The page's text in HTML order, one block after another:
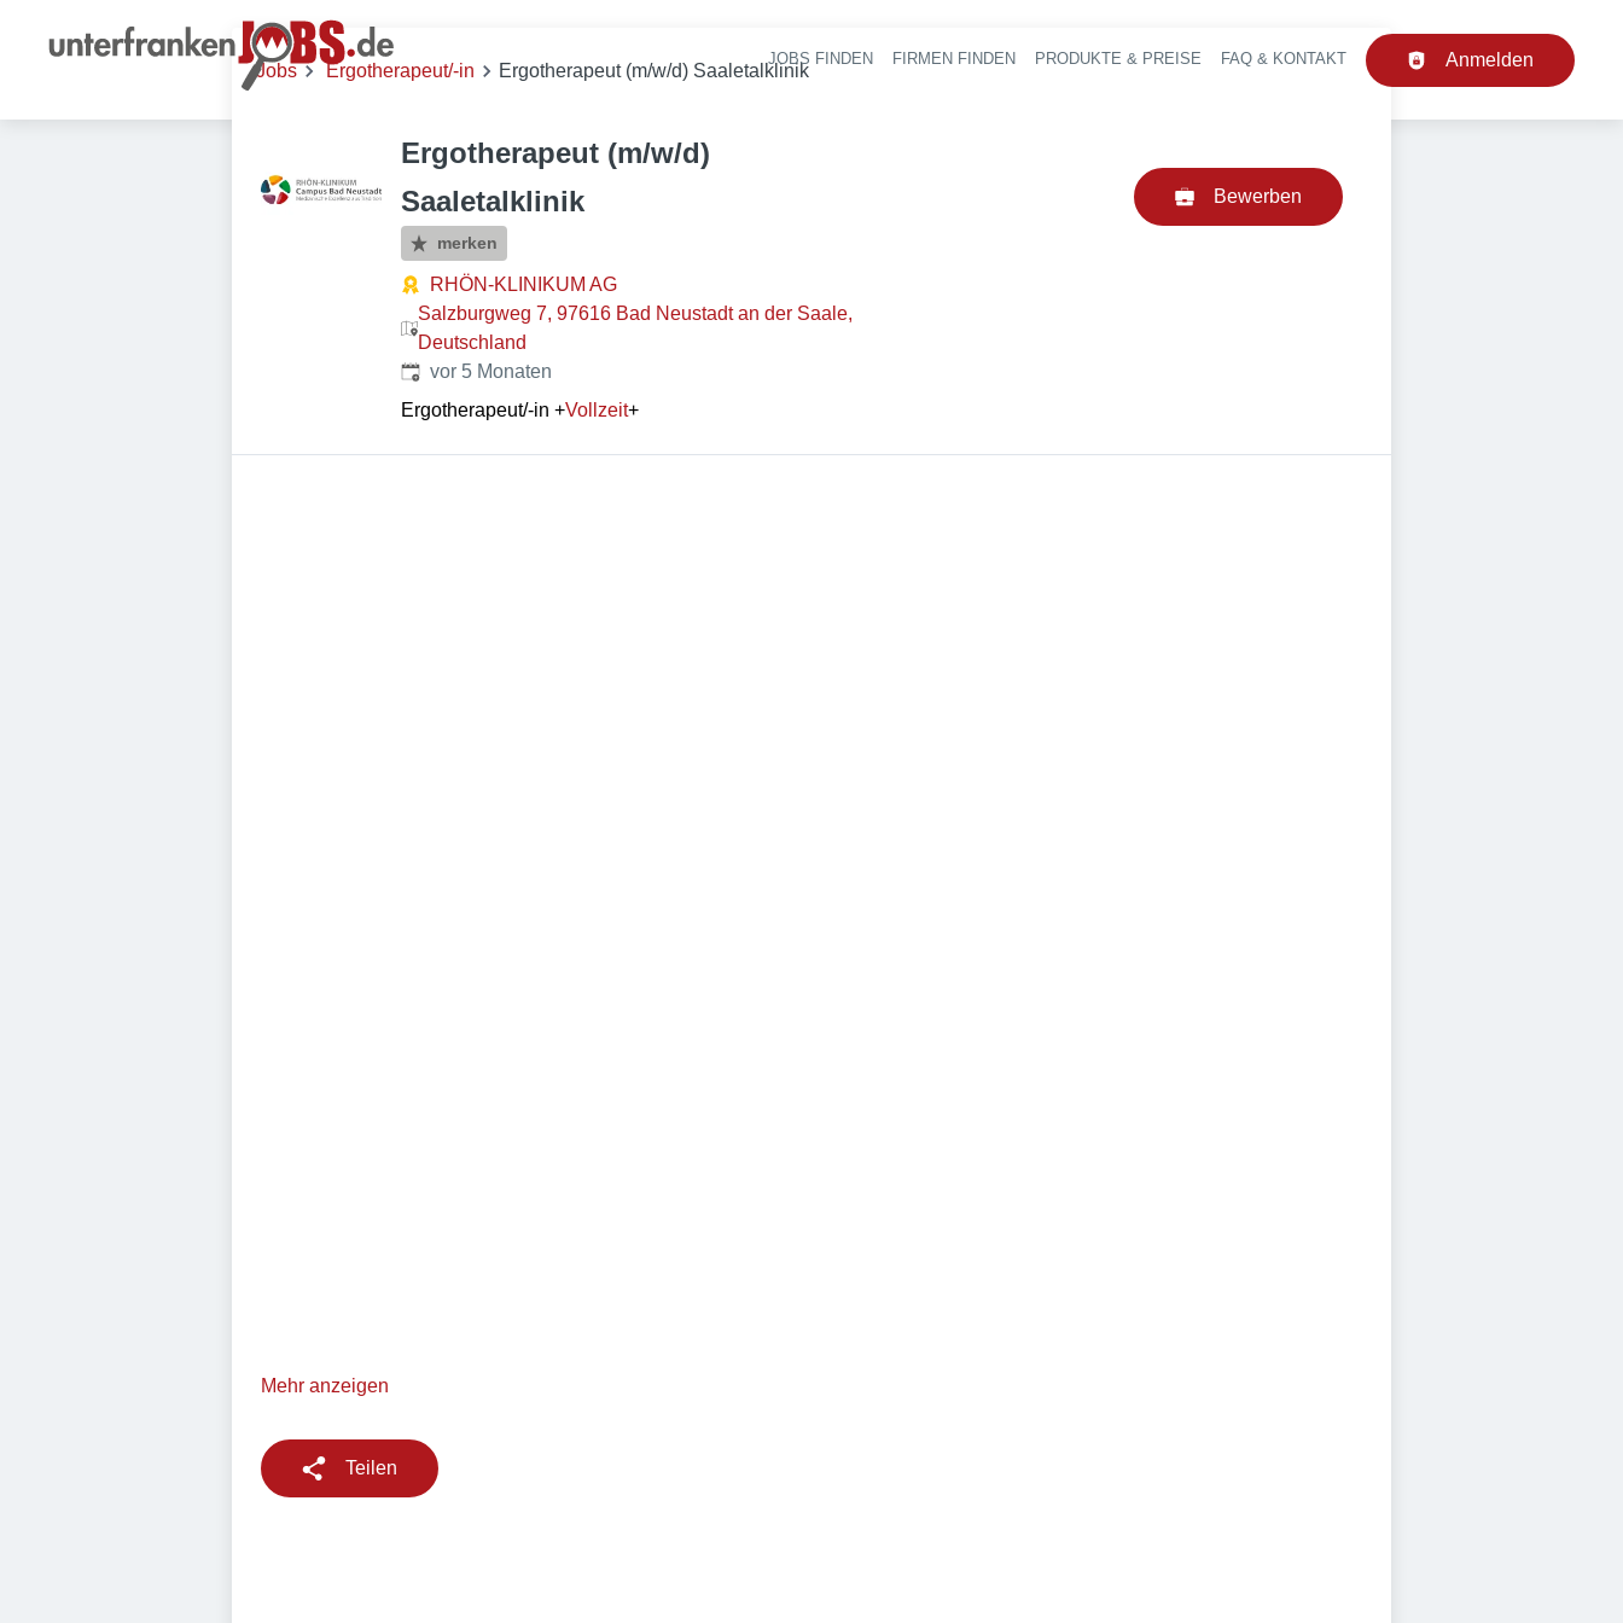
Haupt-Navigation
JOBS FINDEN FIRMEN FINDEN PRODUKTE & PREISE FAQ & KONTAKT Anmelden
Jobs Ergotherapeut/-in Ergotherapeut (m/w/d) Saaletalklinik
Ergotherapeut (m/w/d)
Saaletalklinik
merken
RHÖN-KLINIKUM AG
Salzburgweg 7, 97616 Bad Neustadt an der Saale,
Deutschland
Veröffentlicht:
vor 5 Monaten
Ergotherapeut/-in +Vollzeit+
Bewerben
Mehr anzeigen
Teilen